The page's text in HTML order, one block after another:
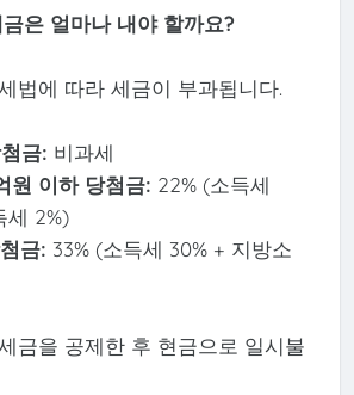
은 얼마나 내야 할까요?
법에 따라 세금이 부과됩니다.
금: 비과세
원 이하 당첨금: 22% (소득세
세 2%)
금: 33% (소득세 30% + 지방소
금을 공제한 후 현금으로 일시불